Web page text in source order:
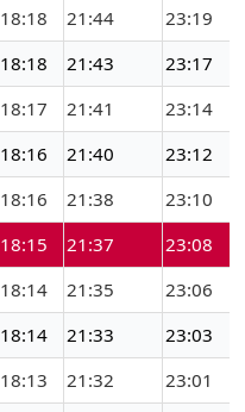
18:18 21:44
23:19
18:18 21:43
23:17
18:17 21:41
23:14
18:16 21:40
23:12
18:16 21:38
23:10
18:15 21:37
23:08
18:14 21:35
23:06
18:14 21:33
23:03
18:13 21:32
23:01